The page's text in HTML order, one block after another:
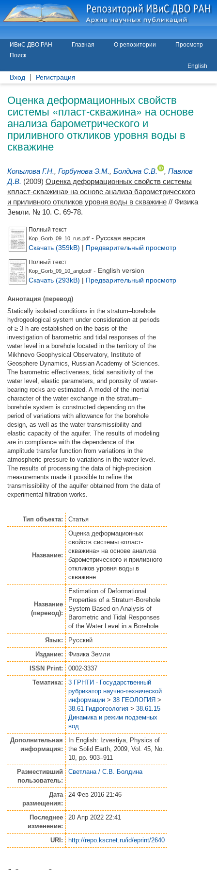
ИВиС ДВО РАН Главная О репозитории
Просмотр
Поиск
English
Вход Регистрация
Оценка деформационных свойств
системы «пласт-скважина» на основе
анализа барометрического и
приливного откликов уровня воды в
скважине
Копылова Г.Н., Горбунова Э.М., Болдина С.В. , Павлов
Д.В. (2009) Оценка деформационных свойств системы
«пласт-скважина» на основе анализа барометрического
и приливного откликов уровня воды в скважине // Физика
Земли. № 10. С. 69-78.
Полный текст
Kop_Gorb_09_10_rus.pdf - Русская версия
Скачать (359kB) | Предварительный просмотр
Полный текст
Kop_Gorb_09_10_angl.pdf - English version
Скачать (293kB) | Предварительный просмотр
Аннотация (перевод)
Statically isolated conditions in the stratum–borehole
hydrogeological system under consideration at periods
of ≥ 3 h are established on the basis of the
investigation of barometric and tidal responses of the
water level in a borehole located in the territory of the
Mikhnevo Geophysical Observatory, Institute of
Geosphere Dynamics, Russian Academy of Sciences.
The barometric effectiveness, tidal sensitivity of the
water level, elastic parameters, and porosity of water-
bearing rocks are estimated. A model of the inertial
character of the water exchange in the stratum–
borehole system is constructed depending on the
period of variations with allowance for the borehole
design, as well as the water transmissibility and
elastic capacity of the aquifer. The results of modeling
are in compliance with the dependence of the
amplitude transfer function from variations in the
atmospheric pressure to variations in the water level.
The results of processing the data of high-precision
measurements made it possible to refine the
transmissibility of the aquifer obtained from the data of
experimental filtration works.
Тип объекта: Статья
Название:
Оценка деформационных
свойств системы «пласт-
скважина» на основе анализа
барометрического и приливного
откликов уровня воды в
скважине
Название
(перевод):
Estimation of Deformational
Properties of a Stratum-Borehole
System Based on Analysis of
Barometric and Tidal Responses
of the Water Level in a Borehole
Язык:
Русский
Издание:
Физика Земли
ISSN Print:
0002-3337
Тематика:
3 ГРНТИ - Государственный
рубрикатор научно-технической
информации > 38 ГЕОЛОГИЯ >
38.61 Гидрогеология > 38.61.15
Динамика и режим подземных
вод
Дополнительная
информация:
In English: Izvestiya, Physics of
the Solid Earth, 2009, Vol. 45, No.
10, pp. 903–911
Разместивший
пользователь:
Светлана / С.В. Болдина
Дата
размещения:
24 Фев 2016 21:46
Последнее
изменение:
20 Апр 2022 22:41
URI: http://repo.kscnet.ru/id/eprint/2640